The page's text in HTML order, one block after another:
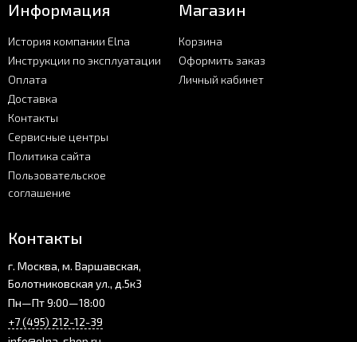
Информация
История компании Elna
Инструкции по эксплуатации
Оплата
Доставка
Контакты
Сервисные центры
Политика сайта
Пользовательское
соглашение
Магазин
Корзина
Оформить заказ
Личный кабинет
Контакты
г. Москва, м. Варшавская,
Болотниковская ул., д.5к3
Пн—Пт 9:00—18:00
+7 (495) 212-12-39